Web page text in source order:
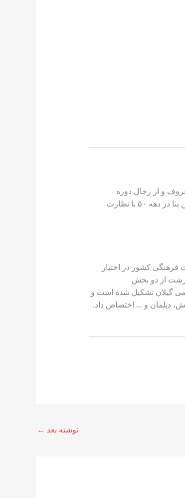
و از رجال دوره
مشروطیت و نهضت جنگل بود که در سال ۱۳۴۹ توسط وزارت فرهنگ و هنر جهت تبدیل به موزه خریداری گردید. بخشی از این بنا در دهه ۵۰ با نظارت
سازمان میراث فرهنگی کشور در اختیار
تاریخ ۱۰ مهر ۱۳۶۷ بازگشایی شد، موزه رشت از دو بخش
گیلان تشکیل شده است و
دیلمان و … اختصاص داد.
نوشته بعد ←